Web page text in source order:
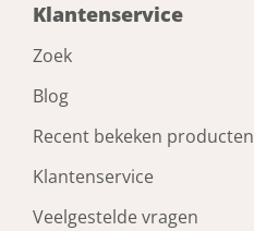
Klantenservice
Zoek
Blog
Recent bekeken producten
Klantenservice
Veelgestelde vragen